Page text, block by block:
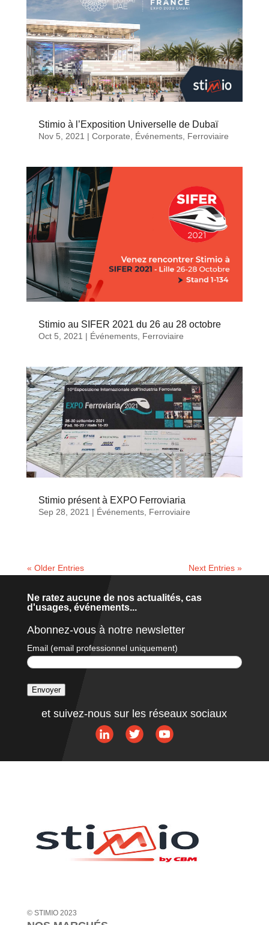
Stimio à l’Exposition Universelle de Dubaï
Nov 5, 2021 | Corporate Événements, Ferroviaire
Stimio au SIFER 2021 du 26 au 28 octobre
Oct 5, 2021 | Événements, Ferroviaire
Stimio présent à EXPO Ferroviaria
Sep 28, 2021 | Événements, Ferroviaire
« Older Entries Next Entries »
Ne ratez aucune de nos actualités, cas
d'usages, événements...
Abonnez-vous à notre newsletter
Email (email professionnel uniquement)
Envoyer
et suivez-nous sur les réseaux sociaux
© STIMIO 2023